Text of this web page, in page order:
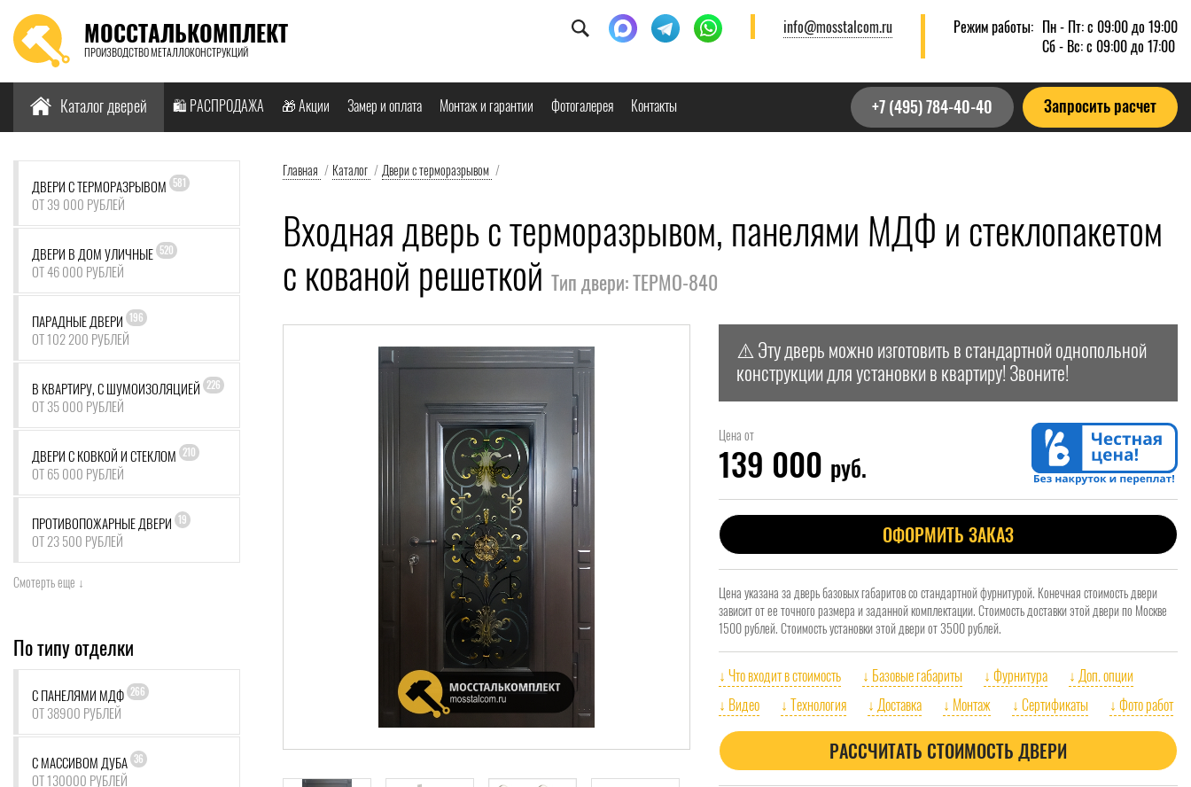
МОССТАЛЬКОМПЛЕКТ
ПРОИЗВОДСТВО МЕТАЛЛОКОНСТРУКЦИЙ
info@mosstalcom.ru Режим работы: Пн - Пт: с 09:00 до 19:00
Сб - Вс: с 09:00 до 17:00
Каталог дверей 🛍️ РАСПРОДАЖА 🎁 Акции Замер и оплата Монтаж и гарантии Фотогалерея Контакты +7 (495) 784-40-40 Запросить расчет
ДВЕРИ С ТЕРМОРАЗРЫВОМ 581
ОТ 39 000 РУБЛЕЙ
ДВЕРИ В ДОМ УЛИЧНЫЕ 520
ОТ 46 000 РУБЛЕЙ
ПАРАДНЫЕ ДВЕРИ 196
ОТ 102 200 РУБЛЕЙ
В КВАРТИРУ, С ШУМОИЗОЛЯЦИЕЙ 226
ОТ 35 000 РУБЛЕЙ
ДВЕРИ С КОВКОЙ И СТЕКЛОМ 210
ОТ 65 000 РУБЛЕЙ
ПРОТИВОПОЖАРНЫЕ ДВЕРИ 19
ОТ 23 500 РУБЛЕЙ
Смотерть еще ↓
По типу отделки
С ПАНЕЛЯМИ МДФ 266
ОТ 38900 РУБЛЕЙ
С МАССИВОМ ДУБА 36
ОТ 130000 РУБЛЕЙ
Главная / Каталог / Двери с терморазрывом /
Входная дверь с терморазрывом, панелями МДФ и стеклопакетом
с кованой решеткой Тип двери: ТЕРМО-840
⚠️ Эту дверь можно изготовить в стандартной однопольной
конструкции для установки в квартиру! Звоните!
Цена от
139 000 руб.
ОФОРМИТЬ ЗАКАЗ
Цена указана за дверь базовых габаритов со стандартной фурнитурой. Конечная стоимость двери
зависит от ее точного размера и заданной комплектации. Стоимость доставки этой двери по Москве
1500 рублей. Стоимость установки этой двери от 3500 рублей.
↓ Что входит в стоимость ↓ Базовые габариты ↓ Фурнитура
↓ Доп. опции
↓ Видео
↓ Технология ↓ Доставка ↓ Монтаж ↓ Сертификаты ↓ Фото работ
РАССЧИТАТЬ СТОИМОСТЬ ДВЕРИ